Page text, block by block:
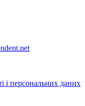
і персональних даних